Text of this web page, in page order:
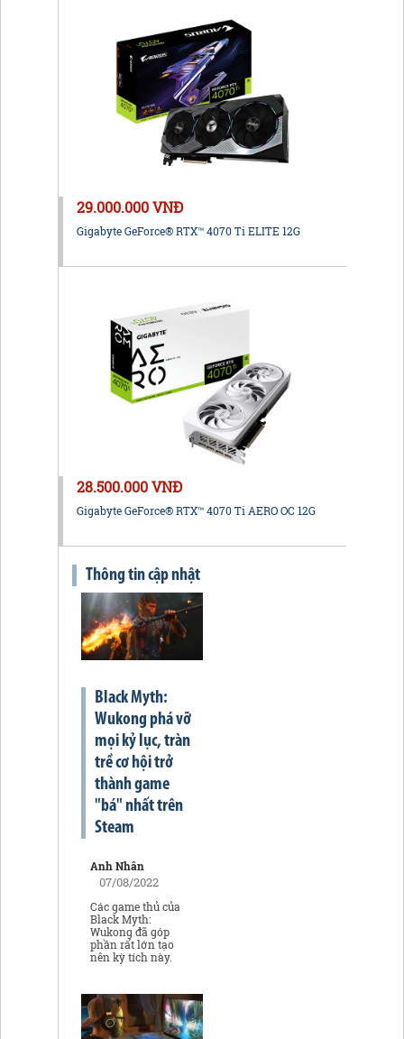
29.000.000 VNĐ
Gigabyte GeForce® RTX™ 4070 Ti ELITE 12G
28.500.000 VNĐ
Gigabyte GeForce® RTX™ 4070 Ti AERO OC 12G
Thông tin cập nhật
Black Myth:
Wukong phá vỡ
mọi kỷ lục, tràn
trề cơ hội trở
thành game
"bá" nhất trên
Steam
Anh Nhân
07/08/2022
Các game thủ của
Black Myth:
Wukong đã góp
phần rất lớn tạo
nên kỳ tích này.